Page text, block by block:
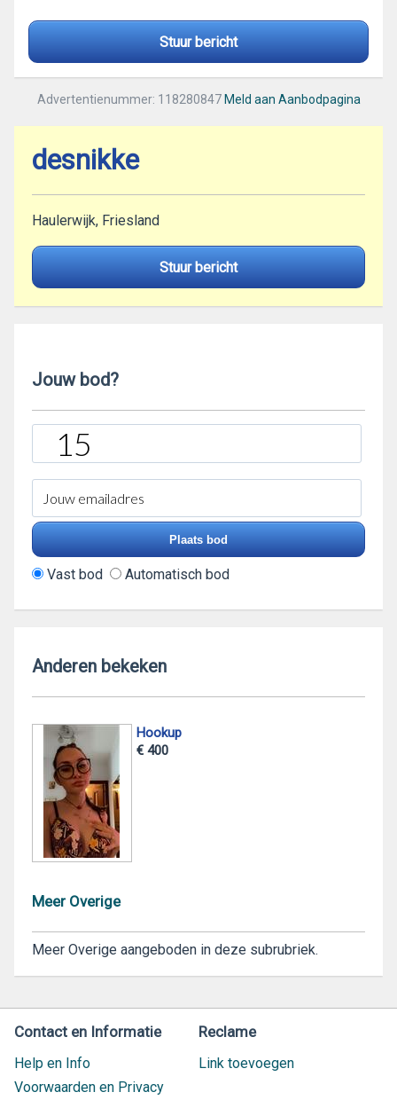
Stuur bericht
Advertentienummer: 118280847 Meld aan Aanbodpagina
desnikke
Haulerwijk, Friesland
Stuur bericht
Jouw bod?
Vast bod Automatisch bod
Anderen bekeken
Hookup
€ 400
Meer Overige
Meer Overige aangeboden in deze subrubriek.
Contact en Informatie
Help en Info
Voorwaarden en Privacy
Reclame
Link toevoegen